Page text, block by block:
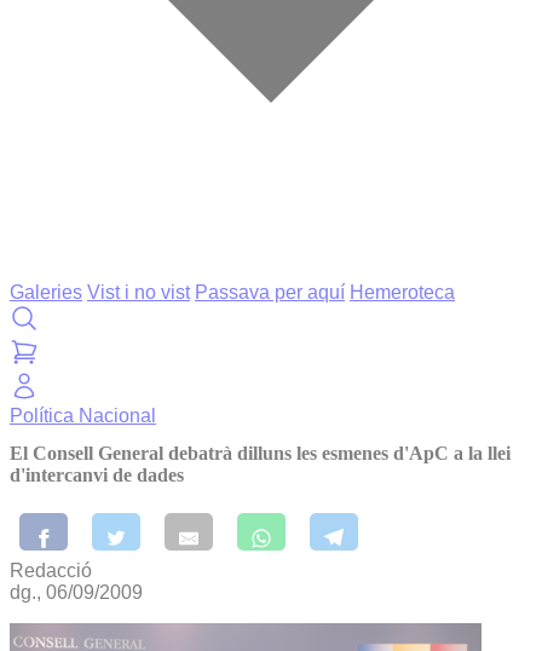
Galeries Vist i no vist Passava per aquí Hemeroteca
Política Nacional
El Consell General debatrà dilluns les esmenes d'ApC a la llei
d'intercanvi de dades
Redacció
dg., 06/09/2009